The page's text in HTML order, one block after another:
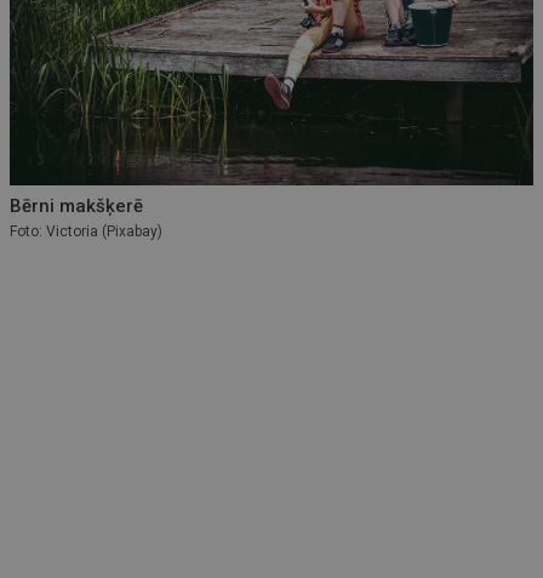
Bērni makšķerē
Foto: Victoria (Pixabay)